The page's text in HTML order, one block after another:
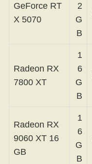
GeForce RT
X 5070
2
G
B
Radeon RX
7800 XT
1
6
G
B
Radeon RX
9060 XT 16
GB
1
6
G
B